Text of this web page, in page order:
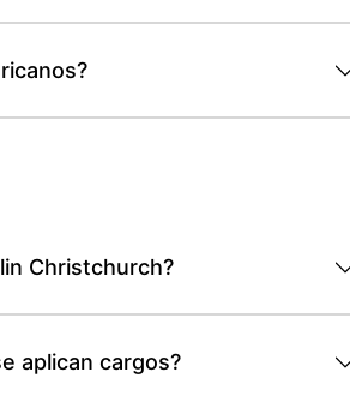
Christchurch?
aplican cargos?